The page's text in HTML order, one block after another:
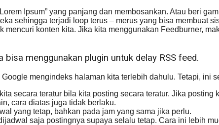
Ipsum” yang panjang dan membosankan. Atau beri
sehingga terjadi loop terus – merus yang bisa membuat
konten kita. Jika kita menggunakan Feedburner,
menggunakan plugin untuk delay RSS feed.
mengindeks halaman kita terlebih dahulu. Tetapi, ini
secara teratur bila kita posting secara teratur. Jika posting
cara diatas juga tidak berlaku.
yang tetap, bahkan pada jam yang sama jika perlu.
saja postingnya supaya selalu tetap. Cara ini lebih